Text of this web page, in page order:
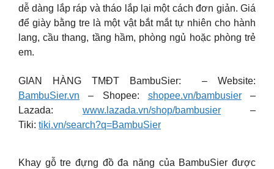
dễ dàng lắp ráp và tháo lắp lại một cách đơn giản. Giá
để giày bằng tre là một vật bắt mắt tự nhiên cho hành
lang, cầu thang, tầng hầm, phòng ngủ hoặc phòng trẻ
em.
GIAN HÀNG TMĐT BambuSier: – Website:
BambuSier.vn – Shopee: shopee.vn/bambusier–
Lazada: www.lazada.vn/shop/bambusier –
Tiki: tiki.vn/search?q=BambuSier
Khay gỗ tre đựng đồ đa năng của BambuSier được